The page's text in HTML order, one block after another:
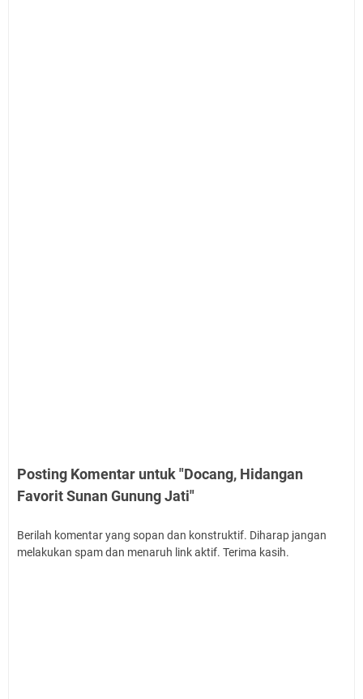
Posting Komentar untuk "Docang, Hidangan
Favorit Sunan Gunung Jati"
Berilah komentar yang sopan dan konstruktif. Diharap jangan
melakukan spam dan menaruh link aktif. Terima kasih.